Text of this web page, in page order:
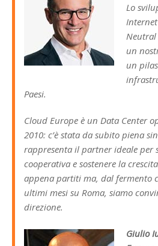
Lo
Neutral
un
un
Paesi.
Cloud Europe è un Data Center
2010: c’è stata da subito piena
rappresenta il partner ideale per
cooperativa e sostenere la
appena partiti ma, dal fermento
ultimi mesi su Roma, siamo
direzione.
Giulio